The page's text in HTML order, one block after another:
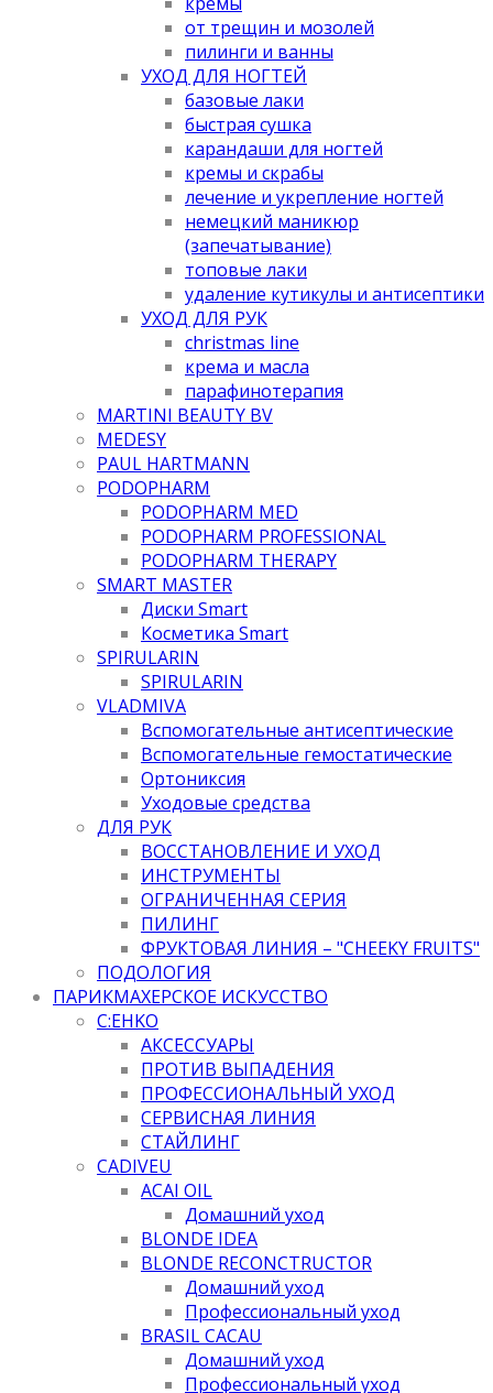
от трещин и мозолей
пилинги и ванны
УХОД ДЛЯ НОГТЕЙ
базовые лаки
быстрая сушка
карандаши для ногтей
кремы и скрабы
лечение и укрепление ногтей
немецкий маникюр
(запечатывание)
топовые лаки
удаление кутикулы и антисептики
УХОД ДЛЯ РУК
christmas line
крема и масла
парафинотерапия
MARTINI BEAUTY BV
MEDESY
PAUL HARTMANN
PODOPHARM
PODOPHARM MED
PODOPHARM PROFESSIONAL
PODOPHARM THERAPY
SMART MASTER
Диски Smart
Косметика Smart
SPIRULARIN
SPIRULARIN
VLADMIVA
Вспомогательные антисептические
Вспомогательные гемостатические
Ортониксия
Уходовые средства
ДЛЯ РУК
ВОССТАНОВЛЕНИЕ И УХОД
ИНСТРУМЕНТЫ
ОГРАНИЧЕННАЯ СЕРИЯ
ПИЛИНГ
ФРУКТОВАЯ ЛИНИЯ – "CHEEKY FRUITS"
ПОДОЛОГИЯ
ПАРИКМАХЕРСКОЕ ИСКУССТВО
C:EHKO
АКСЕССУАРЫ
ПРОТИВ ВЫПАДЕНИЯ
ПРОФЕССИОНАЛЬНЫЙ УХОД
СЕРВИСНАЯ ЛИНИЯ
СТАЙЛИНГ
CADIVEU
ACAI OIL
Домашний уход
BLONDE IDEA
BLONDE RECONCTRUCTOR
Домашний уход
Профессиональный уход
BRASIL CACAU
Домашний уход
Профессиональный уход